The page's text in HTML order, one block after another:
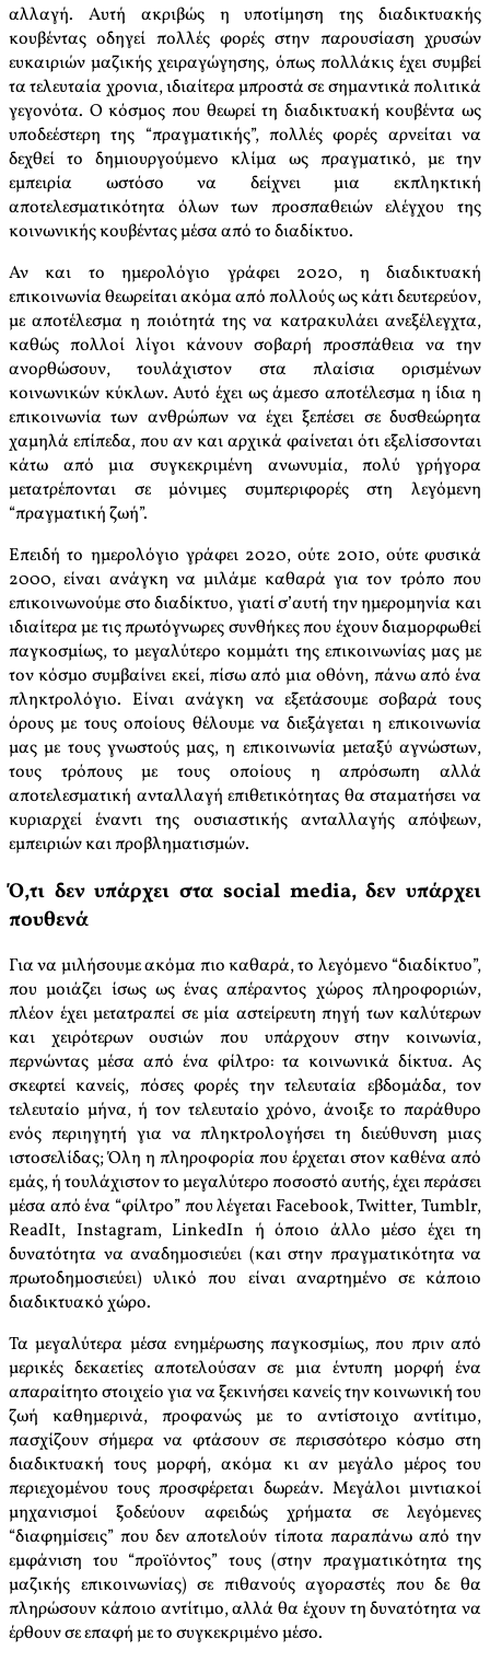
αλλαγή. Αυτή ακριβώς η υποτίμηση της διαδικτυακής
κουβέντας οδηγεί πολλές φορές στην παρουσίαση χρυσών
ευκαιριών μαζικής χειραγώγησης, όπως πολλάκις έχει συμβεί
τα τελευταία χρονια, ιδιαίτερα μπροστά σε σημαντικά πολιτικά
γεγονότα. Ο κόσμος που θεωρεί τη διαδικτυακή κουβέντα ως
υποδεέστερη της “πραγματικής”, πολλές φορές αρνείται να
δεχθεί το δημιουργούμενο κλίμα ως πραγματικό, με την
εμπειρία ωστόσο να δείχνει μια εκπληκτική
αποτελεσματικότητα όλων των προσπαθειών ελέγχου της
κοινωνικής κουβέντας μέσα από το διαδίκτυο.
Αν και το ημερολόγιο γράφει 2020, η διαδικτυακή
επικοινωνία θεωρείται ακόμα από πολλούς ως κάτι δευτερεύον,
με αποτέλεσμα η ποιότητά της να κατρακυλάει ανεξέλεγχτα,
καθώς πολλοί λίγοι κάνουν σοβαρή προσπάθεια να την
ανορθώσουν, τουλάχιστον στα πλαίσια ορισμένων
κοινωνικών κύκλων. Αυτό έχει ως άμεσο αποτέλεσμα η ίδια η
επικοινωνία των ανθρώπων να έχει ξεπέσει σε δυσθεώρητα
χαμηλά επίπεδα, που αν και αρχικά φαίνεται ότι εξελίσσονται
κάτω από μια συγκεκριμένη ανωνυμία, πολύ γρήγορα
μετατρέπονται σε μόνιμες συμπεριφορές στη λεγόμενη
“πραγματική ζωή”.
Επειδή το ημερολόγιο γράφει 2020, ούτε 2010, ούτε φυσικά
2000, είναι ανάγκη να μιλάμε καθαρά για τον τρόπο που
επικοινωνούμε στο διαδίκτυο, γιατί σ’αυτή την ημερομηνία και
ιδιαίτερα με τις πρωτόγνωρες συνθήκες που έχουν διαμορφωθεί
παγκοσμίως, το μεγαλύτερο κομμάτι της επικοινωνίας μας με
τον κόσμο συμβαίνει εκεί, πίσω από μια οθόνη, πάνω από ένα
πληκτρολόγιο. Είναι ανάγκη να εξετάσουμε σοβαρά τους
όρους με τους οποίους θέλουμε να διεξάγεται η επικοινωνία
μας με τους γνωστούς μας, η επικοινωνία μεταξύ αγνώστων,
τους τρόπους με τους οποίους η απρόσωπη αλλά
αποτελεσματική ανταλλαγή επιθετικότητας θα σταματήσει να
κυριαρχεί έναντι της ουσιαστικής ανταλλαγής απόψεων,
εμπειριών και προβληματισμών.
Ό,τι δεν υπάρχει στα social media, δεν υπάρχει
πουθενά
Για να μιλήσουμε ακόμα πιο καθαρά, το λεγόμενο “διαδίκτυο”,
που μοιάζει ίσως ως ένας απέραντος χώρος πληροφοριών,
πλέον έχει μετατραπεί σε μία αστείρευτη πηγή των καλύτερων
και χειρότερων ουσιών που υπάρχουν στην κοινωνία,
περνώντας μέσα από ένα φίλτρο: τα κοινωνικά δίκτυα. Ας
σκεφτεί κανείς, πόσες φορές την τελευταία εβδομάδα, τον
τελευταίο μήνα, ή τον τελευταίο χρόνο, άνοιξε το παράθυρο
ενός περιηγητή για να πληκτρολογήσει τη διεύθυνση μιας
ιστοσελίδας; Όλη η πληροφορία που έρχεται στον καθένα από
εμάς, ή τουλάχιστον το μεγαλύτερο ποσοστό αυτής, έχει περάσει
μέσα από ένα “φίλτρο” που λέγεται Facebook, Twitter, Tumblr,
ReadIt, Instagram, LinkedIn ή όποιο άλλο μέσο έχει τη
δυνατότητα να αναδημοσιεύει (και στην πραγματικότητα να
πρωτοδημοσιεύει) υλικό που είναι αναρτημένο σε κάποιο
διαδικτυακό χώρο.
Τα μεγαλύτερα μέσα ενημέρωσης παγκοσμίως, που πριν από
μερικές δεκαετίες αποτελούσαν σε μια έντυπη μορφή ένα
απαραίτητο στοιχείο για να ξεκινήσει κανείς την κοινωνική του
ζωή καθημερινά, προφανώς με το αντίστοιχο αντίτιμο,
πασχίζουν σήμερα να φτάσουν σε περισσότερο κόσμο στη
διαδικτυακή τους μορφή, ακόμα κι αν μεγάλο μέρος του
περιεχομένου τους προσφέρεται δωρεάν. Μεγάλοι μιντιακοί
μηχανισμοί ξοδεύουν αφειδώς χρήματα σε λεγόμενες
“διαφημίσεις” που δεν αποτελούν τίποτα παραπάνω από την
εμφάνιση του “προϊόντος” τους (στην πραγματικότητα της
μαζικής επικοινωνίας) σε πιθανούς αγοραστές που δε θα
πληρώσουν κάποιο αντίτιμο, αλλά θα έχουν τη δυνατότητα να
έρθουν σε επαφή με το συγκεκριμένο μέσο.